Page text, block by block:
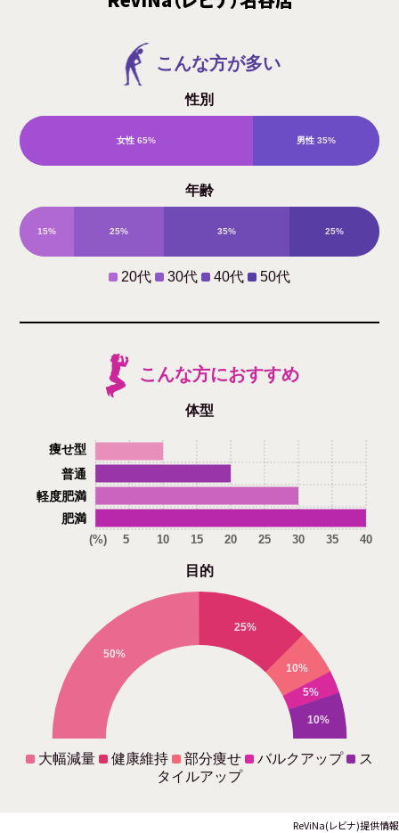
こんな方が多い
性別
女性 65% 男性 35%
年齢
15% 25% 35% 25%
20代 30代 40代 50代
こんな方におすすめ
体型
肥満
軽度肥満
普通
痩せ型
(%) 5 10 15 20 25 30 35 40
目的
50%
25%
10%
5%
10%
大幅減量 健康維持 部分痩せ バルクアップ
ス
タイルアップ
ReViNa(レビナ)提供情報